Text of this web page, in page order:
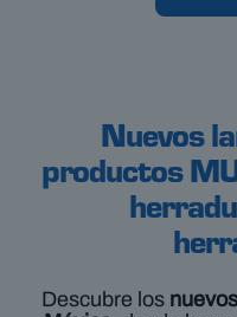
Nuevos
productos
Descubre los